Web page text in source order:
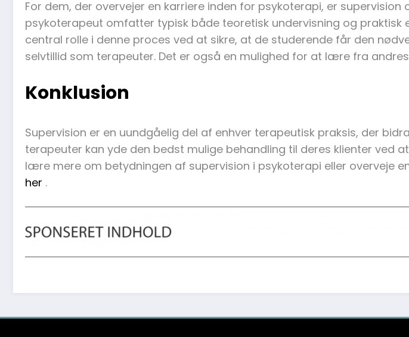
For dem, der overvejer en karriere inden for psykoterapi, er
psykoterapeut omfatter typisk både teoretisk undervisning og praktisk
central rolle i denne proces ved at sikre, at de studerende får den
selvtillid som terapeuter. Det er også en mulighed for at lære fra
Konklusion
Supervision er en uundgåelig del af enhver terapeutisk praksis, der
terapeuter kan yde den bedst mulige behandling til deres klienter ved
lære mere om betydningen af supervision i psykoterapi eller overveje
her .